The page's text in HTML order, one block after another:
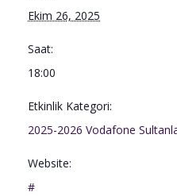
Ekim 26, 2025
Saat:
18:00
Etkinlik Kategori:
2025-2026 Vodafone
Website:
#